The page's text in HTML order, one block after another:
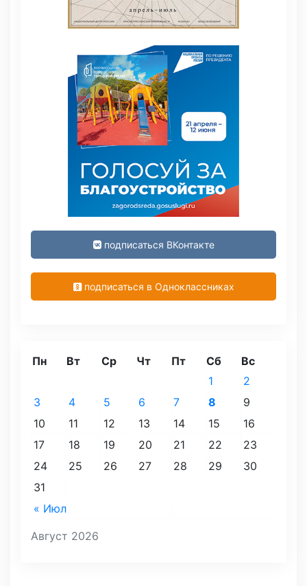
подписаться ВКонтакте
подписаться в Одноклассниках
Август 2026
Пн Вт Ср Чт Пт Сб Вс
« Июл
1
2
3
4 5 6 7 8
9
10
11 12 13 14 15
16
17
18 19 20 21 22
23
24
25 26 27 28 29
30
31